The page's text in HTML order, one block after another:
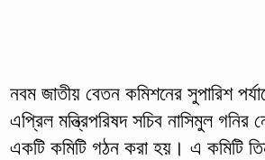
নবম জাতীয় বেতন কমিশনের সুপারিশ
এপ্রিল মন্ত্রিপরিষদ সচিব নাসিমুল
একটি কমিটি গঠন করা হয়। এ কমিটি